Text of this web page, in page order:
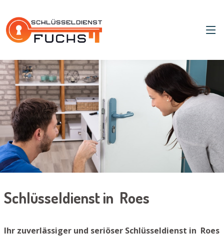
Schlüsseldienst in Roes
Ihr zuverlässiger und seriöser Schlüsseldienst in Roes